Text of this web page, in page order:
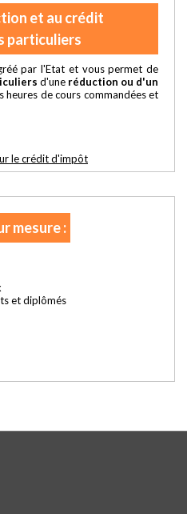
et au crédit
particuliers
par l'Etat et vous permet de
d'une réduction ou d'un
heures de cours commandées et
le crédit d'impôt
mesure :
et diplômés